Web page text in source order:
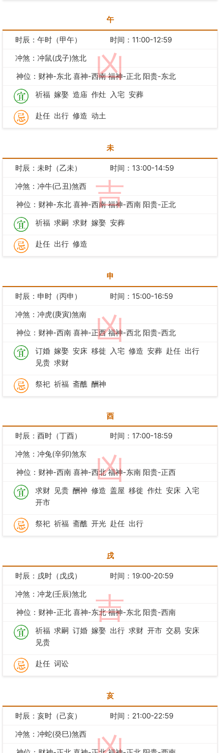
午
凶
时辰：午时（甲午）
时间：11:00-12:59
冲煞：冲鼠(戊子)煞北
神位：财神-东北 喜神-西南 福神-正北 阳贵-东北
祈福 嫁娶 造庙 作灶 入宅 安葬
赴任 出行 修造 动土
未
吉
时辰：未时（乙未）
时间：13:00-14:59
冲煞：冲牛(己丑)煞西
神位：财神-东北 喜神-西南 福神-西南 阳贵-正北
祈福 求嗣 求财 嫁娶 安葬
赴任 出行 修造
申
凶
时辰：申时（丙申）
时间：15:00-16:59
冲煞：冲虎(庚寅)煞南
神位：财神-西南 喜神-正西 福神-西北 阳贵-西北
订婚 嫁娶 安床 移徙 入宅 修造 安葬 赴任 出行
见贵 求财
祭祀 祈福 斋醮 酬神
酉
凶
时辰：酉时（丁酉）
时间：17:00-18:59
冲煞：冲兔(辛卯)煞东
神位：财神-西南 喜神-西北 福神-东南 阳贵-正西
求财 见贵 酬神 修造 盖屋 移徙 作灶 安床 入宅
开市
祭祀 祈福 斋醮 开光 赴任 出行
戌
吉
时辰：戌时（戊戌）
时间：19:00-20:59
冲煞：冲龙(壬辰)煞北
神位：财神-正北 喜神-东北 福神-东北 阳贵-西南
祈福 求嗣 订婚 嫁娶 出行 求财 开市 交易 安床
见贵
赴任 词讼
亥
时辰：亥时（己亥）
时间：21:00-22:59
冲煞：冲蛇(癸巳)煞西